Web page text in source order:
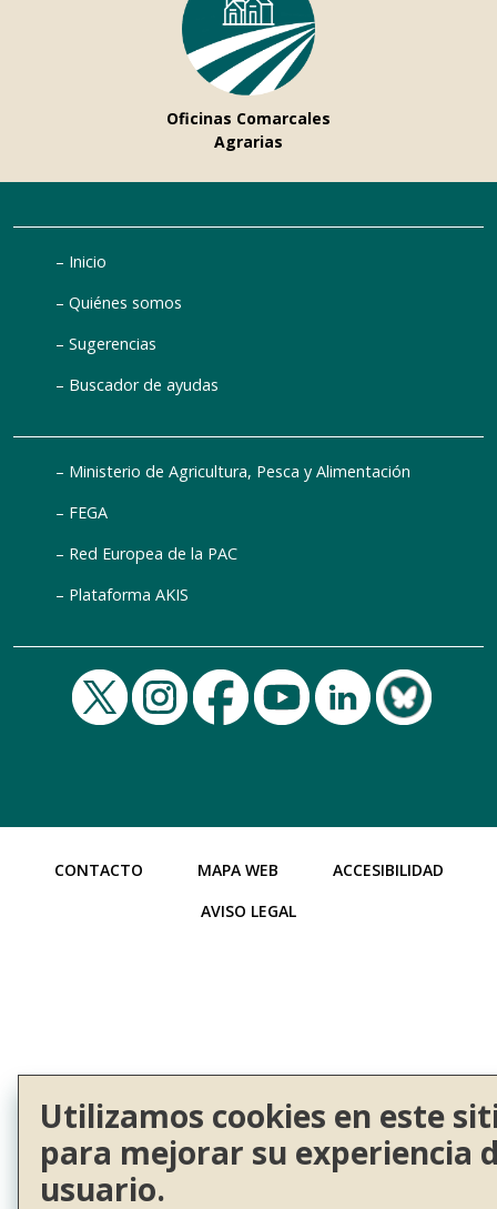
Oficinas Comarcales
Agrarias
Inicio
Quiénes somos
Sugerencias
Buscador de ayudas
Ministerio de Agricultura, Pesca y Alimentación
FEGA
Red Europea de la PAC
Plataforma AKIS
CONTACTO MAPA WEB
ACCESIBILIDAD
AVISO LEGAL
Utilizamos cookies en este
para mejorar su experiencia
usuario.